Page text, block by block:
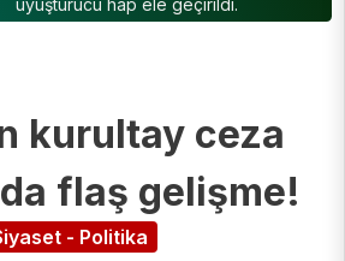
uyuşturucu hap ele geçirildi.
kurultay ceza
flaş gelişme!
- Politika